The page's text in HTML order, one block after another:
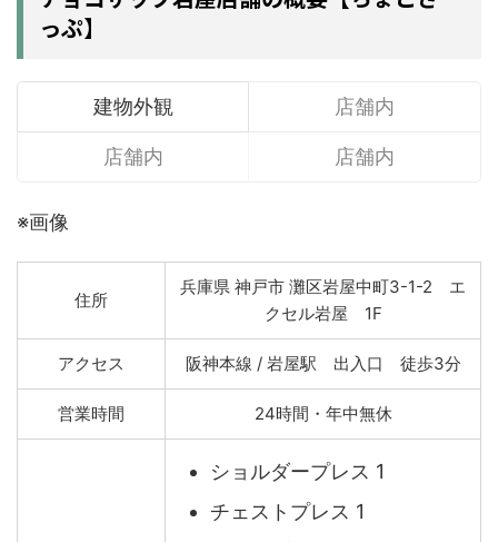
っぷ】
建物外観 店舗内
店舗内 店舗内
※画像
住所
兵庫県 神戸市 灘区岩屋中町3-1-2 エ
クセル岩屋 1F
アクセス 阪神本線 / 岩屋駅 出入口 徒歩3分
営業時間 24時間・年中無休
ショルダープレス 1
チェストプレス 1